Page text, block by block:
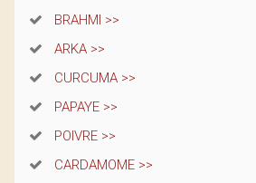
BRAHMI >>
ARKA >>
CURCUMA >>
PAPAYE >>
POIVRE >>
CARDAMOME >>